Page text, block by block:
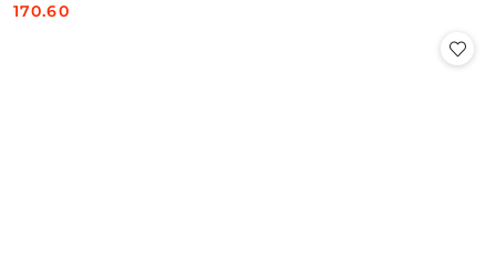
Cena:
170.60